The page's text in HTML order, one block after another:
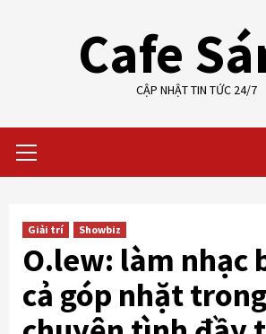
Cafe
CẬP NHẬT TIN TỨC 24/7
Menu
Giải trí Showbiz
O.lew: làm nhạc
cả góp nhặt